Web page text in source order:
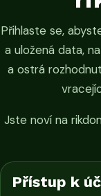
Přihlaste se,
a uložená data,
a ostrá
Jste noví na
Přístup k